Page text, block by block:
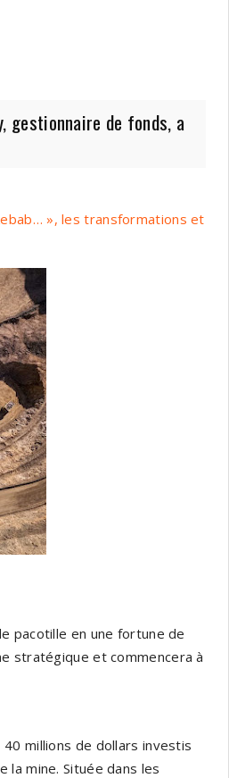
gestionnaire de fonds, a
», les transformations et
pacotille en une fortune de
stratégique et commencera à
millions de dollars investis
mine. Située dans les